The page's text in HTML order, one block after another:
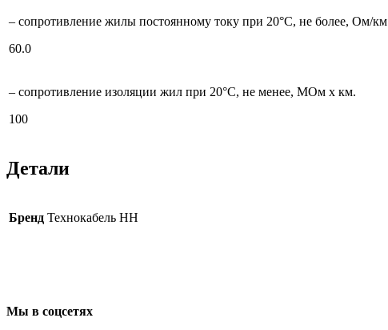
– сопротивление жилы постоянному току при 20°С, не более, Ом/км
60.0
– сопротивление изоляции жил при 20°C, не менее, МОм х км.
100
Детали
Бренд Технокабель НН
Мы в соцсетях